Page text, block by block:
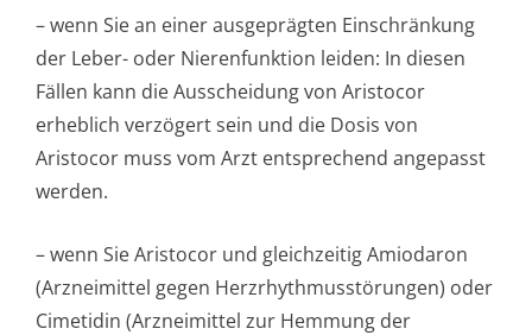
– wenn Sie an einer ausgeprägten Einschränkung
der Leber- oder Nierenfunktion leiden: In diesen
Fällen kann die Ausscheidung von Aristocor
erheblich verzögert sein und die Dosis von
Aristocor muss vom Arzt entsprechend angepasst
werden.
– wenn Sie Aristocor und gleichzeitig Amiodaron
(Arzneimittel gegen Herzrhythmusstörun­gen) oder
Cimetidin (Arzneimittel zur Hemmung der